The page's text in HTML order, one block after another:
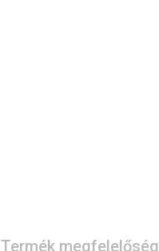
Termék megfelelőség